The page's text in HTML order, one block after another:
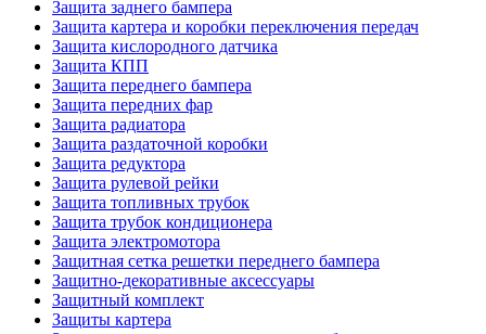
Защита заднего бампера
Защита картера и коробки переключения передач
Защита кислородного датчика
Защита КПП
Защита переднего бампера
Защита передних фар
Защита радиатора
Защита раздаточной коробки
Защита редуктора
Защита рулевой рейки
Защита топливных трубок
Защита трубок кондиционера
Защита электромотора
Защитная сетка решетки переднего бампера
Защитно-декоративные аксессуары
Защитный комплект
Защиты картера